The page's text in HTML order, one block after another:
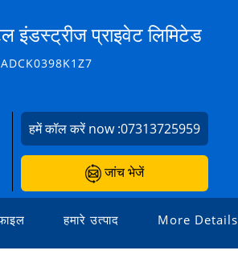
इंडस्ट्रीज प्राइवेट लिमिटेड
हमें कॉल करें now :07313725959
जांच भेजें
हमारे उत्पाद More Details